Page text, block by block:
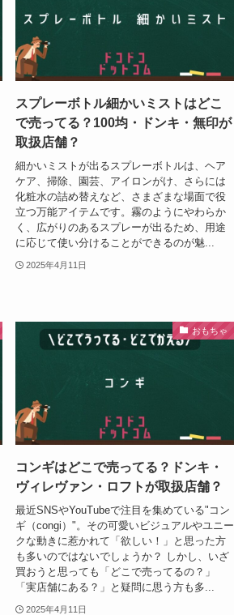
スプレーボトル細かいミストはどこ
で売ってる？100均・ドンキ・無印が
取扱店舗？
細かいミストが出るスプレーボトルは、ヘア
ケア、掃除、園芸、アイロンがけ、さらには
化粧水の詰め替えなど、さまざまな場面で役
立つ万能アイテムです。霧のようにやわらか
く、広がりのあるスプレーが出るため、用途
に応じて使い分けることができるのが魅...
2025年4月11日
おもちゃ
コンギはどこで売ってる？ドンキ・
ヴィレヴァン・ロフトが取扱店舗？
最近SNSやYouTubeで注目を集めている"コン
ギ（congi）"。その可愛いビジュアルやユニー
クな動きに惹かれて「欲しい！」と思った方
も多いのではないでしょうか？ しかし、いざ
買おうと思っても「どこで売ってるの？」
「実店舗にある？」と疑問に思う方も多...
2025年4月11日